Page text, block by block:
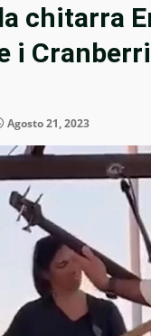
chitarra
i
Agosto 21, 2023